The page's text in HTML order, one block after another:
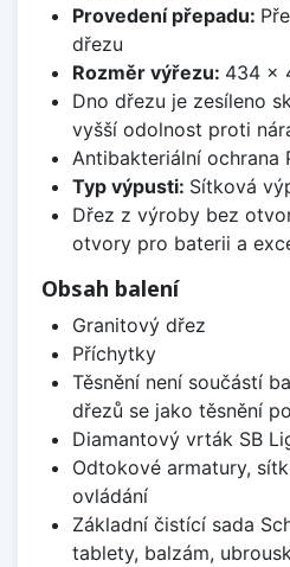
Provedení přepadu:
dřezu
Rozměr výřezu: 434 x
Dno dřezu je zesíleno
vyšší odolnost proti
Antibakteriální ochrana
Typ výpusti: Sítková
Dřez z výroby bez
otvory pro baterii a
Obsah balení
Granitový dřez
Příchytky
Těsnění není součástí
dřezů se jako těsnění
Diamantový vrták SB
Odtokové armatury,
ovládání
Základní čistící sada
tablety, balzám,